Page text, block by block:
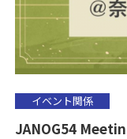
イベント関係
JANOG54